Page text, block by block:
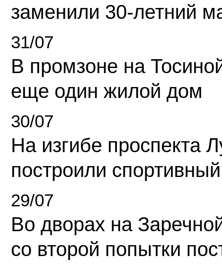
заменили 30-летний
31/07
В промзоне на
еще один жилой дом
30/07
На изгибе проспекта
построили
29/07
Во дворах на
со второй попытки